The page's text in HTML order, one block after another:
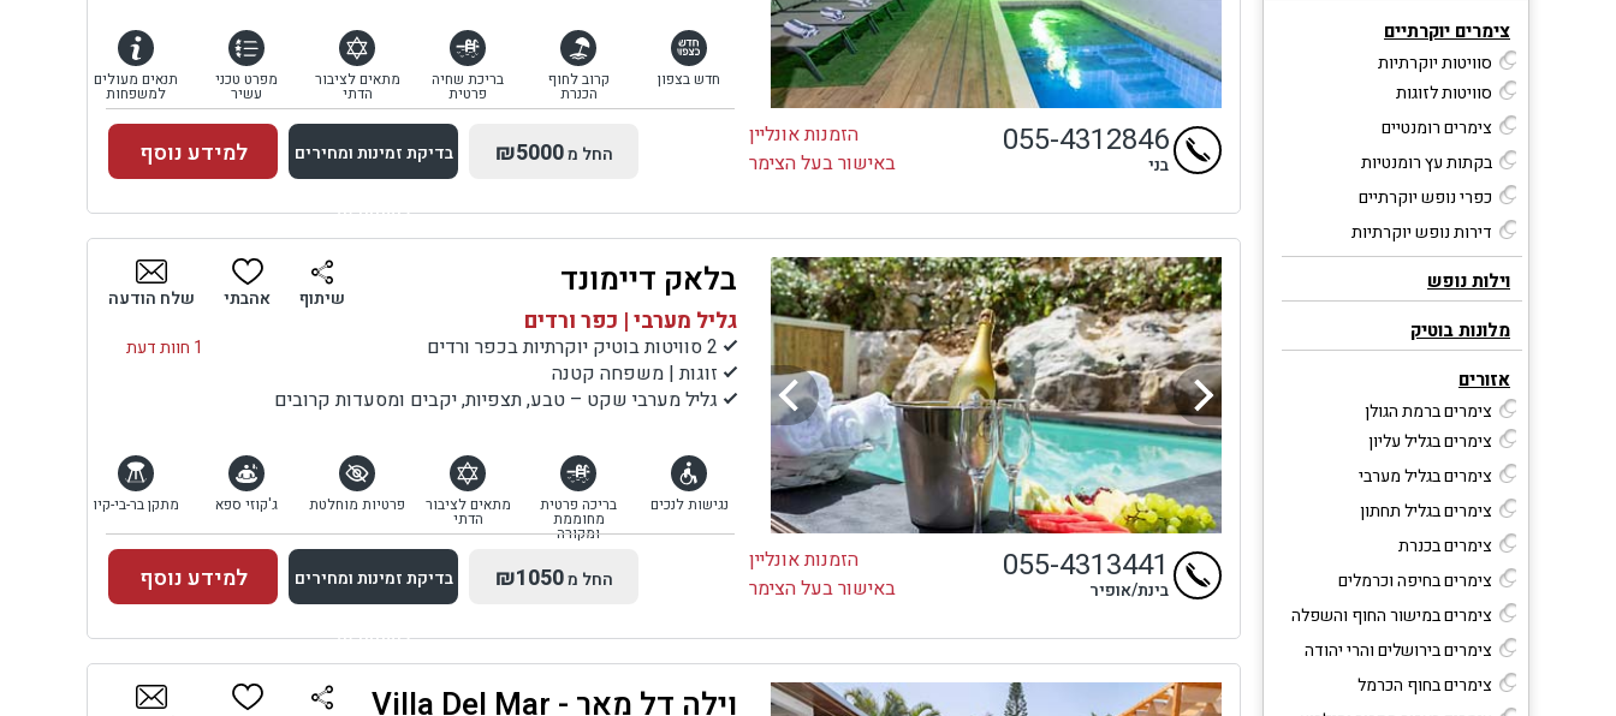
צימרים יוקרתיים
סוויטות יוקרתיות
סוויטות לזוגות
צימרים רומנטיים
בקתות עץ רומנטיות
כפרי נופש יוקרתיים
דירות נופש יוקרתיות
וילות נופש
מלונות בוטיק
אזורים
צימרים ברמת הגולן
צימרים בגליל עליון
צימרים בגליל מערבי
צימרים בגליל תחתון
צימרים בכנרת
צימרים בחיפה וכרמלים
צימרים במישור החוף והשפלה
צימרים בירושלים והרי יהודה
צימרים בחוף הכרמל
חדש בצפון קרוב לחוף
הכנרת
בריכת שחיה
פרטית
מתאים לציבור
הדתי
מפרט טכני
עשיר
תנאים מעולים
למשפחות
הזמנות אונליין
באישור בעל הצימר
055-4312846
בני החל מ₪5000 בדיקת זמינות ומחירים
למתחם זה
בדיקת זמינות ומחירים
למידע נוסף
בלאק דיימונד
גליל מערבי | כפר ורדים
1 חוות דעת
2 סוויטות בוטיק יוקרתיות בכפר ורדים
זוגות | משפחה קטנה
גליל מערבי שקט – טבע, תצפיות, יקבים ומסעדות קרובים
שיתוף אהבתי שלח הודעה
נגישות לנכים בריכה פרטית
מחוממת
ומקורה
מתאים לציבור
הדתי
פרטיות מוחלטת ג'קוזי ספא מתקן בר-בי-קיו
הזמנות אונליין
באישור בעל הצימר
055-4313441
בינת/אופיר החל מ₪1050 בדיקת זמינות ומחירים
למתחם זה
בדיקת זמינות ומחירים
למידע נוסף
וילה דל מאר - Villa Del Mar